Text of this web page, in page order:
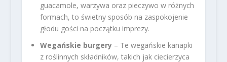
guacamole, warzywa oraz pieczywo w różnych
formach, to świetny sposób na zaspokojenie
głodu gości na początku imprezy.
Wegańskie burgery– Te wegańskie kanapki
z roślinnych składników, takich jak ciecierzyca